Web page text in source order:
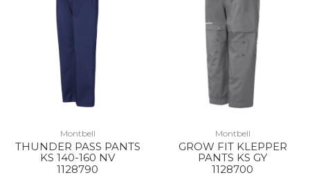
Montbell
THUNDER PASS PANTS
KS 140-160 NV
1128790
Montbell
GROW FIT KLEPPER
PANTS KS GY
1128700